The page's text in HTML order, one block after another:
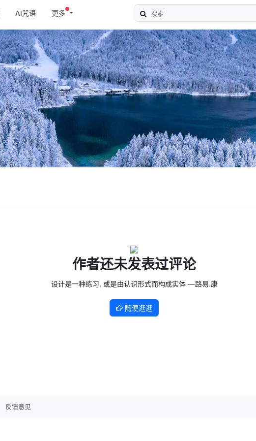
AI咒语
更多
作者还未发表过评论
设计是一种练习, 或是由认识形式而构成实体 — 路易.康
随便逛逛
反馈意见